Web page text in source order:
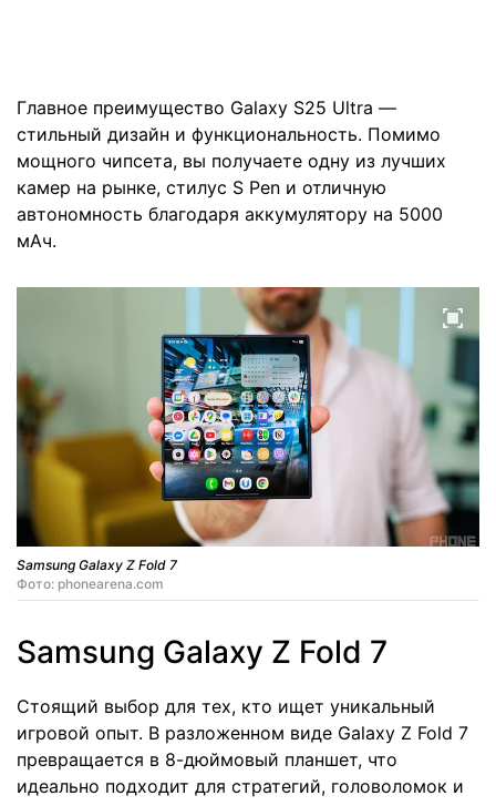
Главное преимущество Galaxy S25 Ultra —
стильный дизайн и функциональность. Помимо
мощного чипсета, вы получаете одну из лучших
камер на рынке, стилус S Pen и отличную
автономность благодаря аккумулятору на 5000
мАч.
Samsung Galaxy Z Fold 7
Фото: phonearena.com
Samsung Galaxy Z Fold 7
Стоящий выбор для тех, кто ищет уникальный
игровой опыт. В разложенном виде Galaxy Z Fold 7
превращается в 8-дюймовый планшет, что
идеально подходит для стратегий, головоломок и